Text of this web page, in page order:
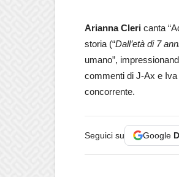
Arianna Cleri canta
storia (“Dall’età di 7
umano”,
commenti di J-Ax e
concorrente.
Seguici su Google